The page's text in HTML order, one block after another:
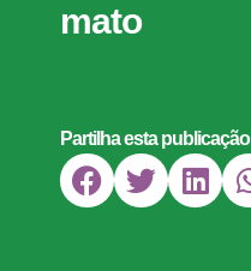
mato
Partilha esta publicação